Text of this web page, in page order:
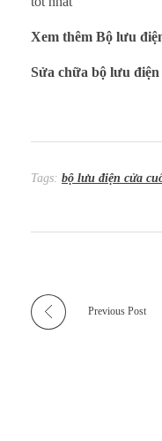
Xem thêm Bộ lưu
Sửa chữa bộ lưu điện
Tags: bộ lưu điện cửa
Previous Post